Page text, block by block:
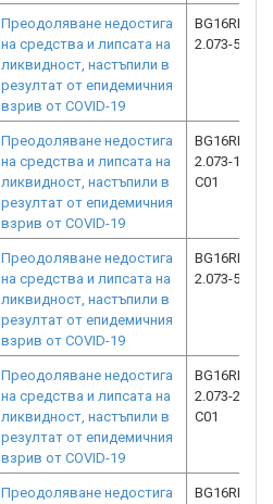
Преодоляване недостига
на средства и липсата на
ликвидност, настъпили в
резултат от епидемичния
взрив от COVID-19
2.073-5587-
Преодоляване недостига
на средства и липсата на
ликвидност, настъпили в
резултат от епидемичния
взрив от COVID-19
2.073-
C01
Преодоляване недостига
на средства и липсата на
ликвидност, настъпили в
резултат от епидемичния
взрив от COVID-19
2.073-5607-
Преодоляване недостига
на средства и липсата на
ликвидност, настъпили в
резултат от епидемичния
взрив от COVID-19
2.073-
C01
Преодоляване недостига